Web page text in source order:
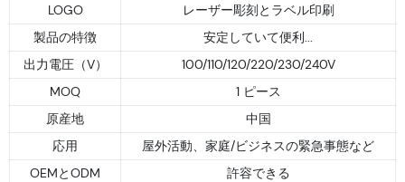
LOGO
レーザー彫刻とラベル印刷
製品の特徴
安定していて便利...
出力電圧（V）
100/110/120/220/230/240V
MOQ
1 ピース
原産地
中国
応用
屋外活動、家庭/ビジネスの緊急事態など
OEMとODM
許容できる